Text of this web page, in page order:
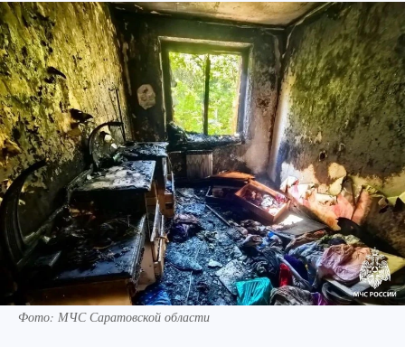
Фото: МЧС Саратовской области